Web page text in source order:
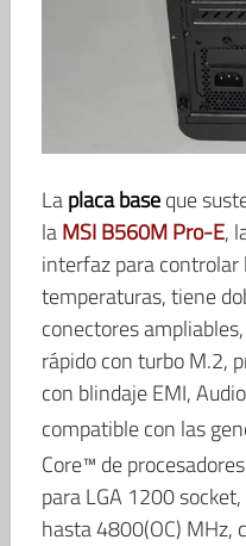
Laplaca baseque
laMSI B560M Pro-E,
interfaz para
temperaturas, tiene
conectores
rápido con turbo M.2,
con blindaje EMI,
compatible con las
Core™ de
para LGA 1200
hasta 4800(OC) MHz,